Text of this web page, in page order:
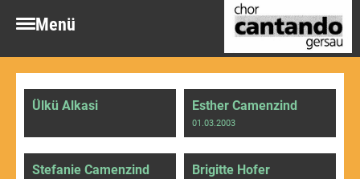
Menü
Ülkü Alkasi Esther Camenzind
01.03.2003
Stefanie Camenzind Brigitte Hofer